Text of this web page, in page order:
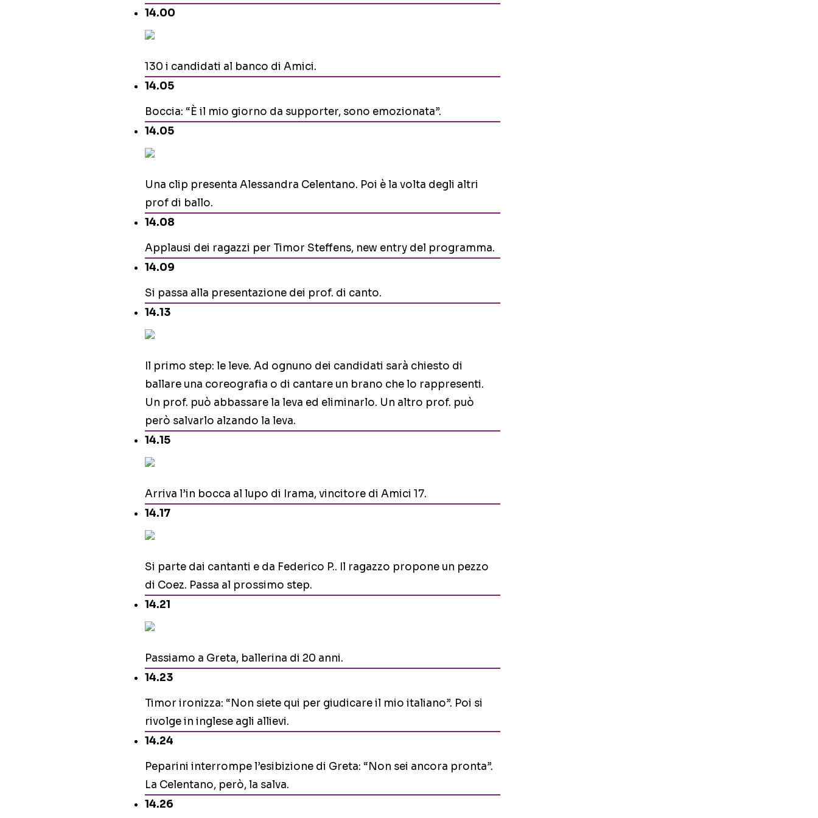
14.00
130 i candidati al banco di Amici.
14.05
Boccia: “È il mio giorno da supporter, sono emozionata”.
14.05
Una clip presenta Alessandra Celentano. Poi è la volta degli altri
prof di ballo.
14.08
Applausi dei ragazzi per Timor Steffens, new entry del programma.
14.09
Si passa alla presentazione dei prof. di canto.
14.13
Il primo step: le leve. Ad ognuno dei candidati sarà chiesto di
ballare una coreografia o di cantare un brano che lo rappresenti.
Un prof. può abbassare la leva ed eliminarlo. Un altro prof. può
però salvarlo alzando la leva.
14.15
Arriva l’in bocca al lupo di Irama, vincitore di Amici 17.
14.17
Si parte dai cantanti e da Federico P.. Il ragazzo propone un pezzo
di Coez. Passa al prossimo step.
14.21
Passiamo a Greta, ballerina di 20 anni.
14.23
Timor ironizza: “Non siete qui per giudicare il mio italiano”. Poi si
rivolge in inglese agli allievi.
14.24
Peparini interrompe l’esibizione di Greta: “Non sei ancora pronta”.
La Celentano, però, la salva.
14.26